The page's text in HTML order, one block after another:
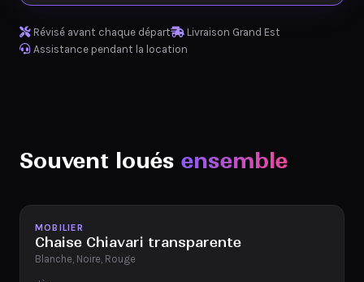
Révisé avant chaque départ
Livraison Grand Est
Assistance pendant la location
Souvent loués ensemble
Disponible
MOBILIER
Chaise Chiavari transparente
Blanche, Noire, Rouge